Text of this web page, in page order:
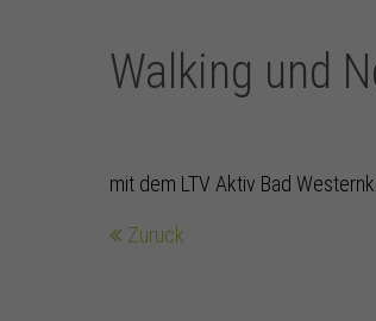
Walking und
mit dem LTV Aktiv Bad
Zurück